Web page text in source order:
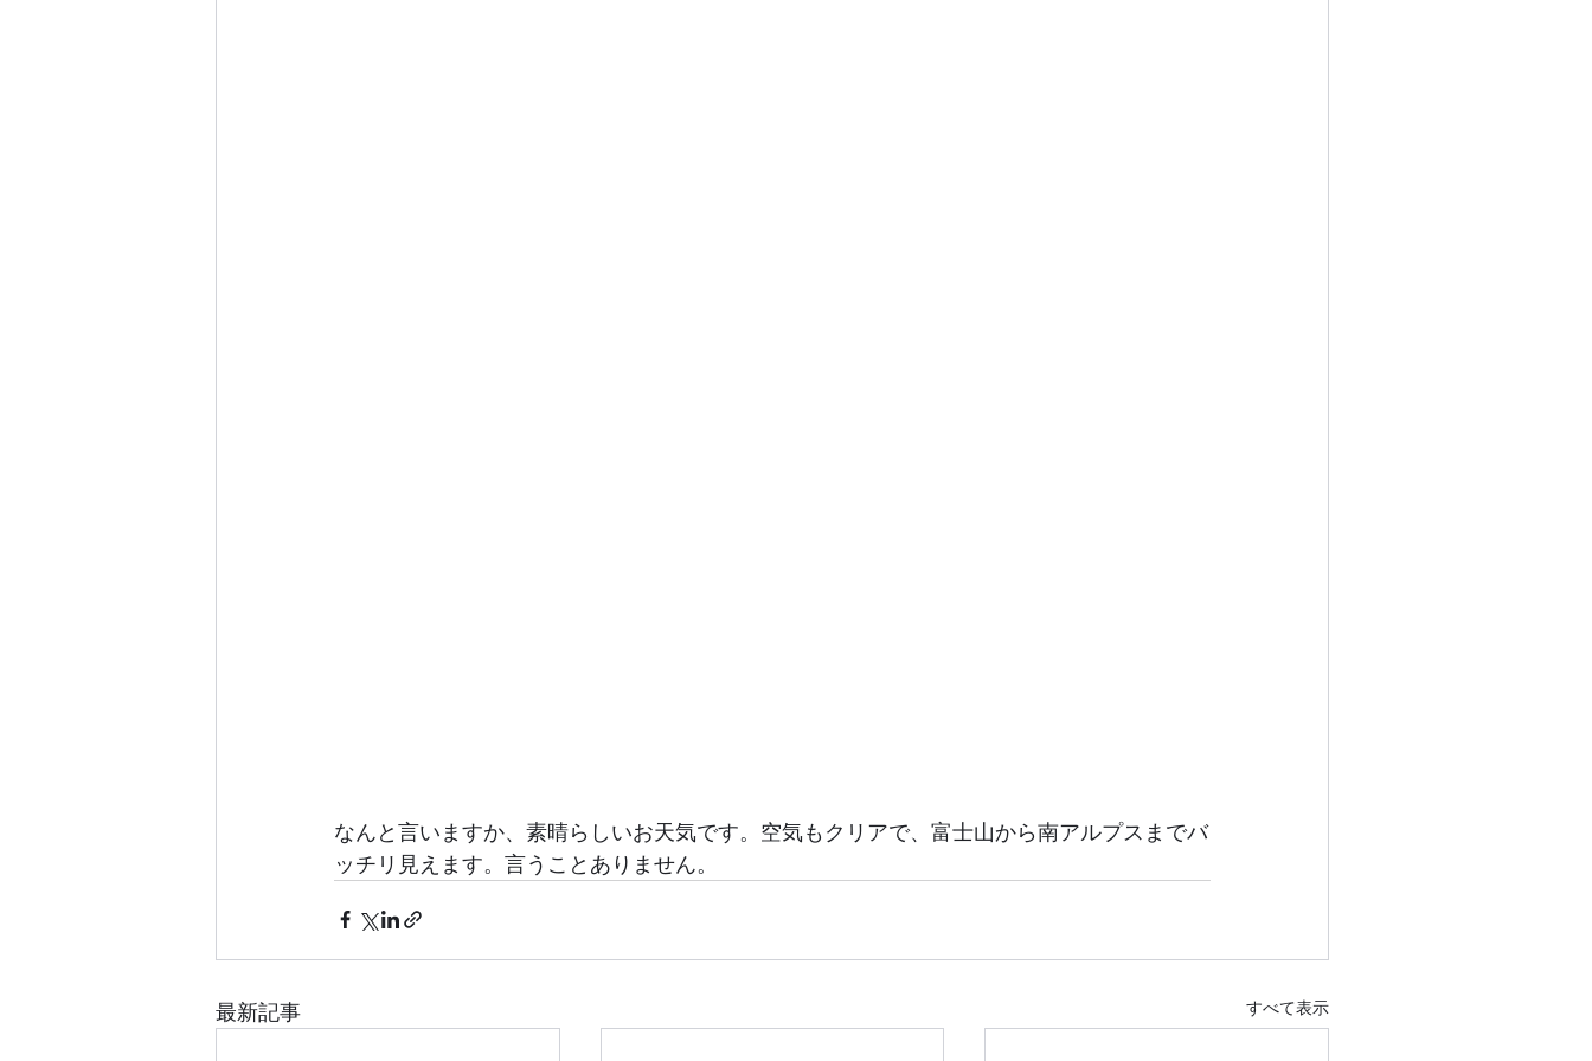
なんと言いますか、素晴らしいお天気です。空気もクリアで、富士山から南アルプスまでバ
最新記事 すべて表示